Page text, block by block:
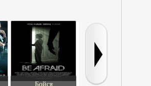
Бойся Представь себе